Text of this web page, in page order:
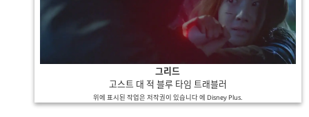
그리드
고스트 대 적 블루 타임 트래블러
위에 표시된 작업은 저작권이 있습니다 에 Disney Plus.